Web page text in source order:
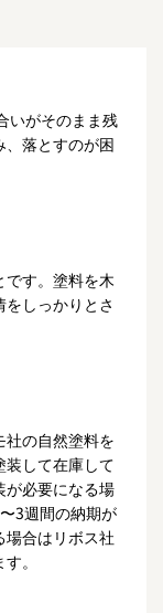
いがそのまま残
、落とすのが困
です。塗料を木
しっかりとさ
の自然塗料を
して在庫して
が必要になる場
3週間の納期が
場合はリボス社
。